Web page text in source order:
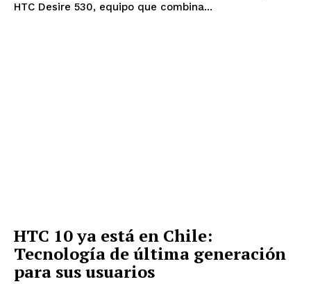
HTC Desire 530, equipo que combina...
HTC 10 ya está en Chile:
Tecnología de última generación
para sus usuarios